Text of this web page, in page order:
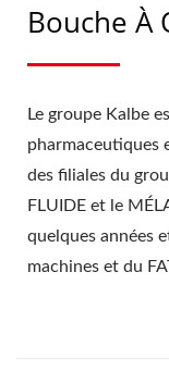
Bouche À
Le groupe Kalbe
pharmaceutiques
des filiales du
FLUIDE et le
quelques années
machines et du